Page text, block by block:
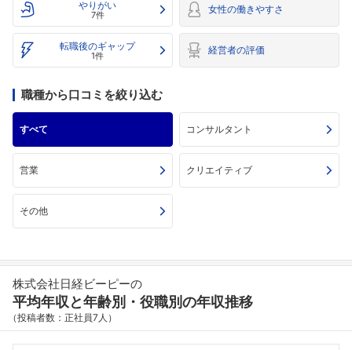
やりがい
7件 女性の働きやすさ
転職後のギャップ
1件 経営者の評価
職種から口コミを絞り込む
すべて コンサルタント
営業 クリエイティブ
その他
株式会社日経ビーピーの
平均年収と年齢別・役職別の年収推移
（投稿者数：正社員7人）